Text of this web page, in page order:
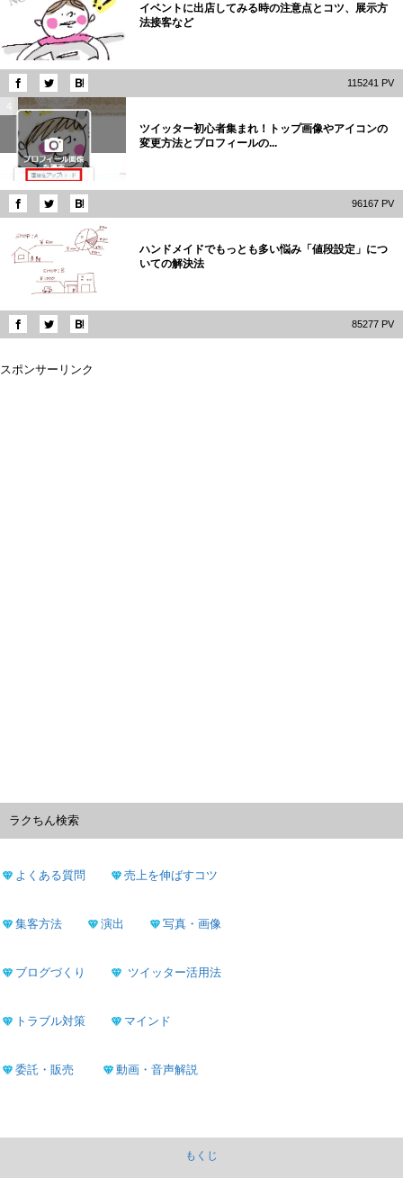
イベントに出店してみる時の注意点とコツ、展示方
法接客など
115241 PV
4
ツイッター初心者集まれ！トップ画像やアイコンの
変更方法とプロフィールの...
96167 PV
ハンドメイドでもっとも多い悩み「値段設定」につ
いての解決法
85277 PV
スポンサーリンク
ラクちん検索
よくある質問 売上を伸ばすコツ
集客方法 演出 写真・画像
ブログづくり ツイッター活用法
トラブル対策 マインド
委託・販売 動画・音声解説
もくじ